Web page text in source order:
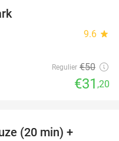
9.6 star
Regulier €50
€31 ,20
(20 min) +